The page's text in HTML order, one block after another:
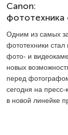
Canon:
фототехника
Одним из самых
фототехники стал
фото- и
новых
перед
сегодня на
в новой линейке